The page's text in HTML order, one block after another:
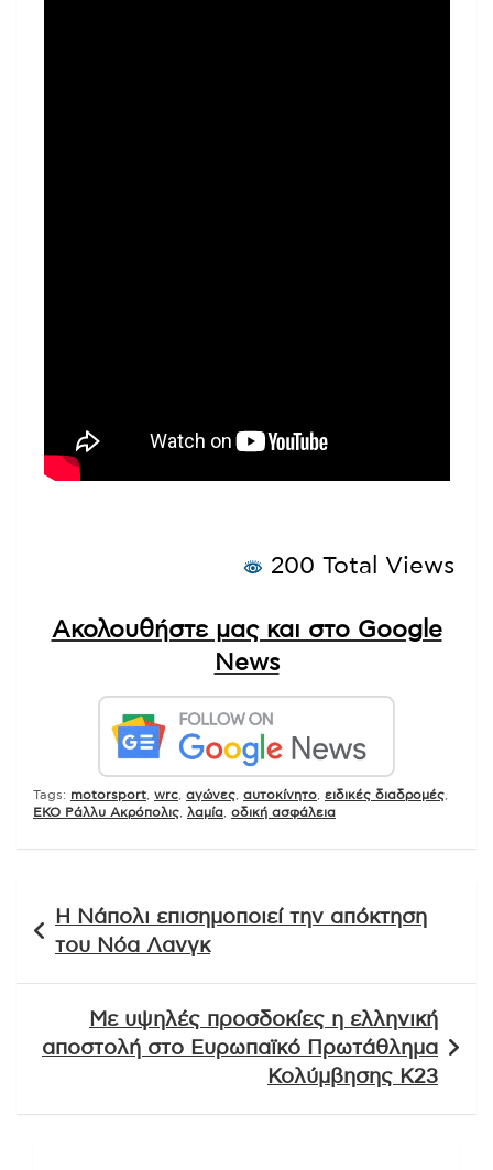
200 Total Views
Ακολουθήστε μας και στο Google
News
Tags: motorsport wrc αγώνες αυτοκίνητο ειδικές διαδρομές
ΕΚΟ Ράλλυ Ακρόπολις λαμία οδική ασφάλεια
άρθρων
Η Νάπολι επισημοποιεί την απόκτηση
του Νόα Λανγκ
Με υψηλές προσδοκίες η ελληνική
αποστολή στο Ευρωπαϊκό Πρωτάθλημα
Κολύμβησης Κ23